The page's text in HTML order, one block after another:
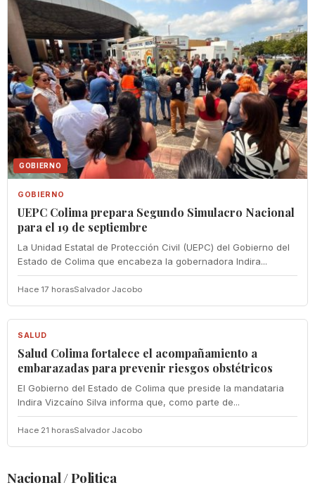
GOBIERNO
GOBIERNO
UEPC Colima prepara Segundo Simulacro Nacional
para el 19 de septiembre
La Unidad Estatal de Protección Civil (UEPC) del Gobierno del
Estado de Colima que encabeza la gobernadora Indira...
Hace 17 horasSalvador Jacobo
SALUD
SALUD
Salud Colima fortalece el acompañamiento a
embarazadas para prevenir riesgos obstétricos
El Gobierno del Estado de Colima que preside la mandataria
Indira Vizcaíno Silva informa que, como parte de...
Hace 21 horasSalvador Jacobo
Nacional / Politica